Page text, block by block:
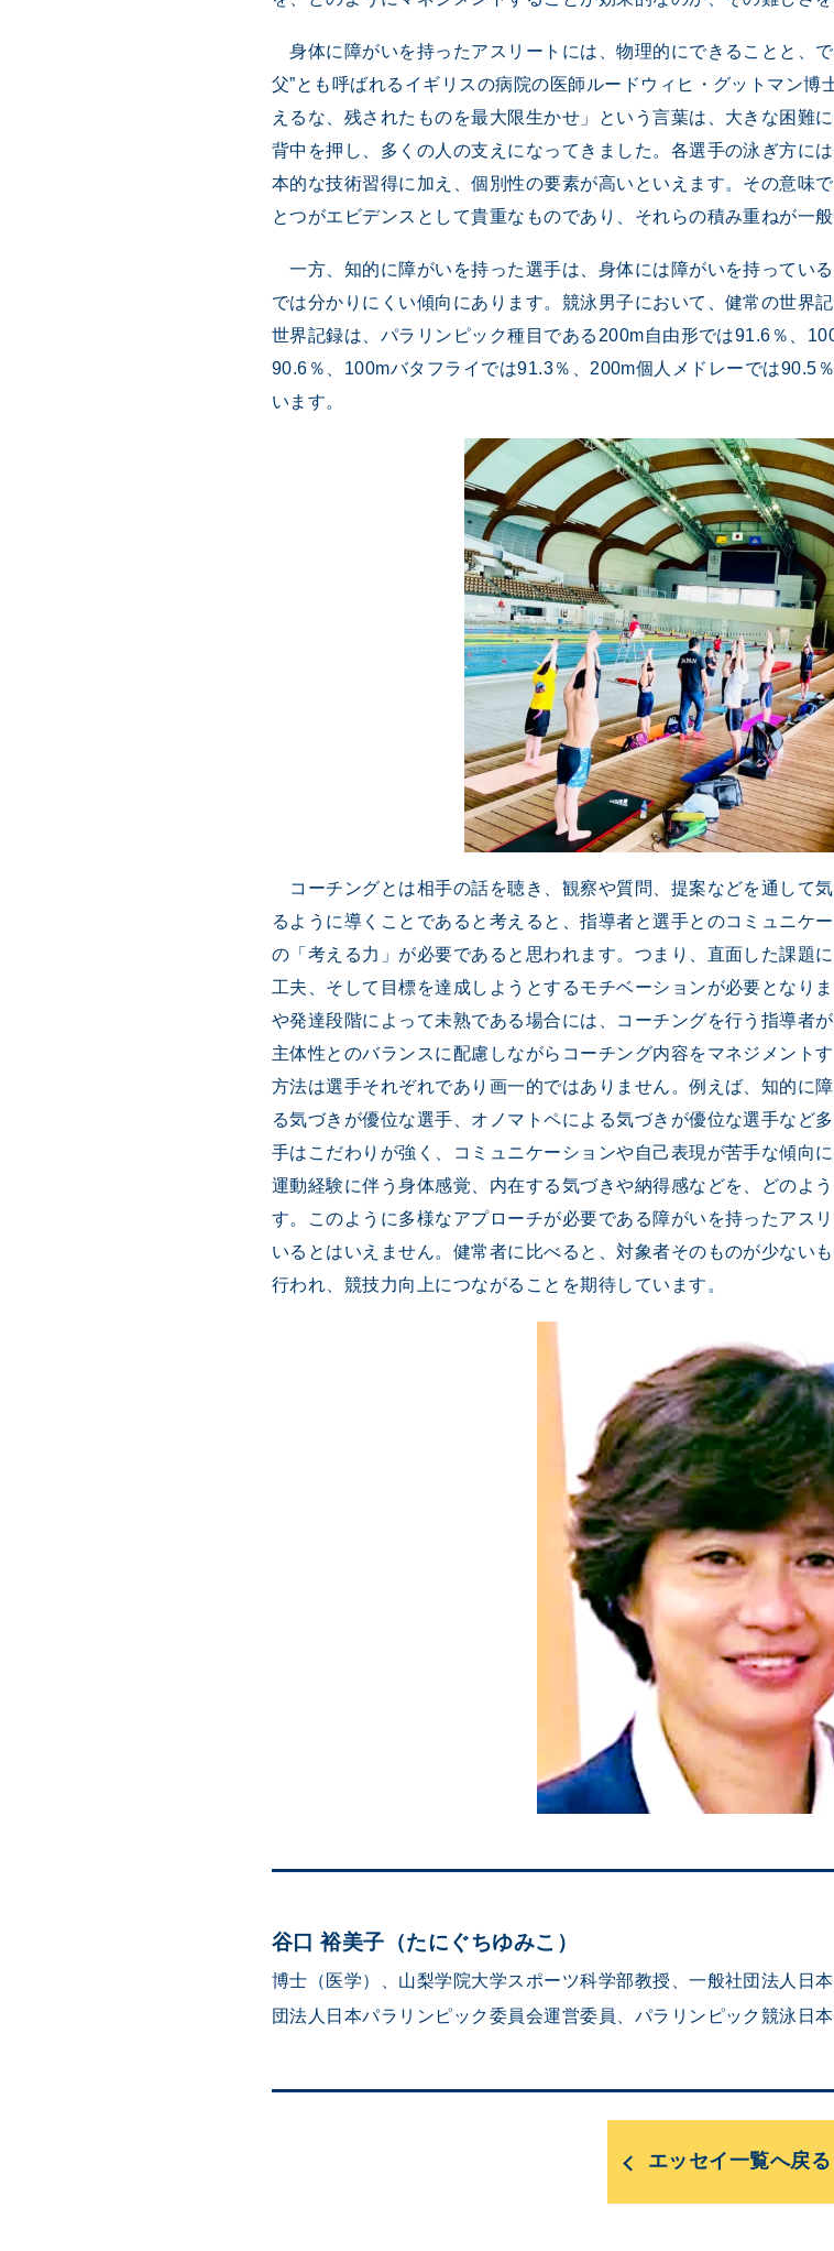
身体に障がいを持ったアスリートには、物理的にできることと、
父”とも呼ばれるイギリスの病院の医師ルードウィヒ・グットマン
えるな、残されたものを最大限生かせ」という言葉は、大きな困難
背中を押し、多くの人の支えになってきました。各選手の泳ぎ方に
本的な技術習得に加え、個別性の要素が高いといえます。その意味
とつがエビデンスとして貴重なものであり、それらの積み重ねが一
一方、知的に障がいを持った選手は、身体には障がいを持ってい
では分かりにくい傾向にあります。競泳男子において、健常の世界
世界記録は、パラリンピック種目である200m自由形では91.6％、
90.6％、100mバタフライでは91.3％、200m個人メドレーでは90.5
います。
コーチングとは相手の話を聴き、観察や質問、提案などを通して
るように導くことであると考えると、指導者と選手とのコミュニケ
の「考える力」が必要であると思われます。つまり、直面した課題
工夫、そして目標を達成しようとするモチベーションが必要となり
や発達段階によって未熟である場合には、コーチングを行う指導者
主体性とのバランスに配慮しながらコーチング内容をマネジメント
方法は選手それぞれであり画一的ではありません。例えば、知的に
る気づきが優位な選手、オノマトペによる気づきが優位な選手など
手はこだわりが強く、コミュニケーションや自己表現が苦手な傾向
運動経験に伴う身体感覚、内在する気づきや納得感などを、どのよ
す。このように多様なアプローチが必要である障がいを持ったアス
いるとはいえません。健常者に比べると、対象者そのものが少ない
行われ、競技力向上につながることを期待しています。
谷口 裕美子（たにぐちゆみこ）
博士（医学）、山梨学院大学スポーツ科学部教授、一般社団法人日
団法人日本パラリンピック委員会運営委員、パラリンピック競泳日
エッセイ一覧へ戻る